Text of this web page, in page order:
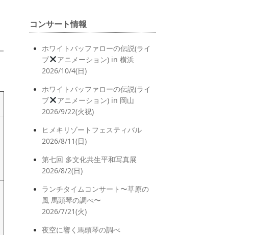
コンサート情報
ホワイトバッファローの伝説(ライ
ブ
アニメーション) in 横浜
2026/10/4(日)
ホワイトバッファローの伝説(ライ
ブ
アニメーション) in 岡山
2026/9/22(火祝)
ヒメキリゾートフェスティバル
2026/8/11(日)
第七回 多文化共生平和写真展
2026/8/2(日)
ランチタイムコンサート〜草原の
風 馬頭琴の調べ〜
2026/7/21(火)
夜空に響く馬頭琴の調べ